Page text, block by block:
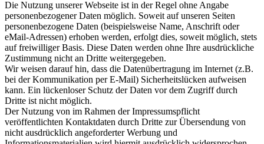
Die Nutzung unserer Webseite ist in der Regel ohne Angabe
personenbezogener Daten möglich. Soweit auf unseren Seiten
personenbezogene Daten (beispielsweise Name, Anschrift oder
eMail-Adressen) erhoben werden, erfolgt dies, soweit möglich, stets
auf freiwilliger Basis. Diese Daten werden ohne Ihre ausdrückliche
Zustimmung nicht an Dritte weitergegeben.
Wir weisen darauf hin, dass die Datenübertragung im Internet (z.B.
bei der Kommunikation per E-Mail) Sicherheitslücken aufweisen
kann. Ein lückenloser Schutz der Daten vor dem Zugriff durch
Dritte ist nicht möglich.
Der Nutzung von im Rahmen der Impressumspflicht
veröffentlichten Kontaktdaten durch Dritte zur Übersendung von
nicht ausdrücklich angeforderter Werbung und